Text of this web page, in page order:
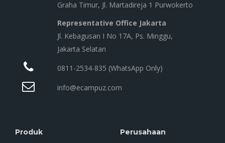
Graha Timur, Jl. Martadireja 1 Purwokerto
Representative Office Jakarta
Jl. Kebagusan I No 17A, Ps. Minggu,
Jakarta Selatan
0811-2534-835 (WhatsApp Only)
info@ecampuz.com
Produk Perusahaan